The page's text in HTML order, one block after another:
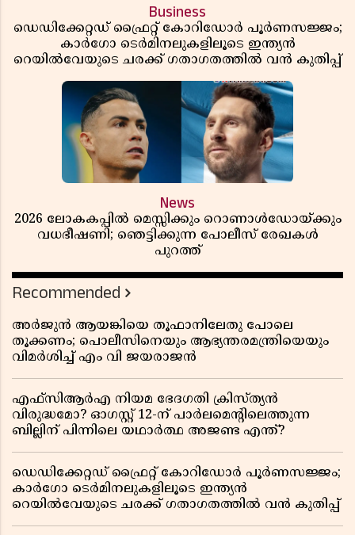
Business
ഡെഡിക്കേറ്റഡ് ഫ്രൈറ്റ് കോറിഡോർ പൂർണസജ്ജം;
കാർഗോ ടെർമിനലുകളിലൂടെ ഇന്ത്യൻ
റെയിൽവേയുടെ ചരക്ക് ഗതാഗതത്തിൽ വൻ കുതിപ്പ്
News
2026 ലോകകപ്പിൽ മെസ്സിക്കും റൊണാൾഡോയ്ക്കും
വധഭീഷണി; ഞെട്ടിക്കുന്ന പോലീസ് രേഖകൾ
പുറത്ത്
Recommended
അർജുൻ ആയങ്കിയെ തൂഫാനിലേതു പോലെ
തൂക്കണം; പൊലീസിനെയും ആഭ്യന്തരമന്ത്രിയെയും
വിമർശിച്ച് എം വി ജയരാജൻ
എഫ്സിആർഎ നിയമ ഭേദഗതി ക്രിസ്ത്യൻ
വിരുദ്ധമോ? ഓഗസ്റ്റ് 12-ന് പാർലമെന്റിലെത്തുന്ന
ബില്ലിന് പിന്നിലെ യഥാർത്ഥ അജണ്ട എന്ത്?
ഡെഡിക്കേറ്റഡ് ഫ്രൈറ്റ് കോറിഡോർ പൂർണസജ്ജം;
കാർഗോ ടെർമിനലുകളിലൂടെ ഇന്ത്യൻ
റെയിൽവേയുടെ ചരക്ക് ഗതാഗതത്തിൽ വൻ കുതിപ്പ്